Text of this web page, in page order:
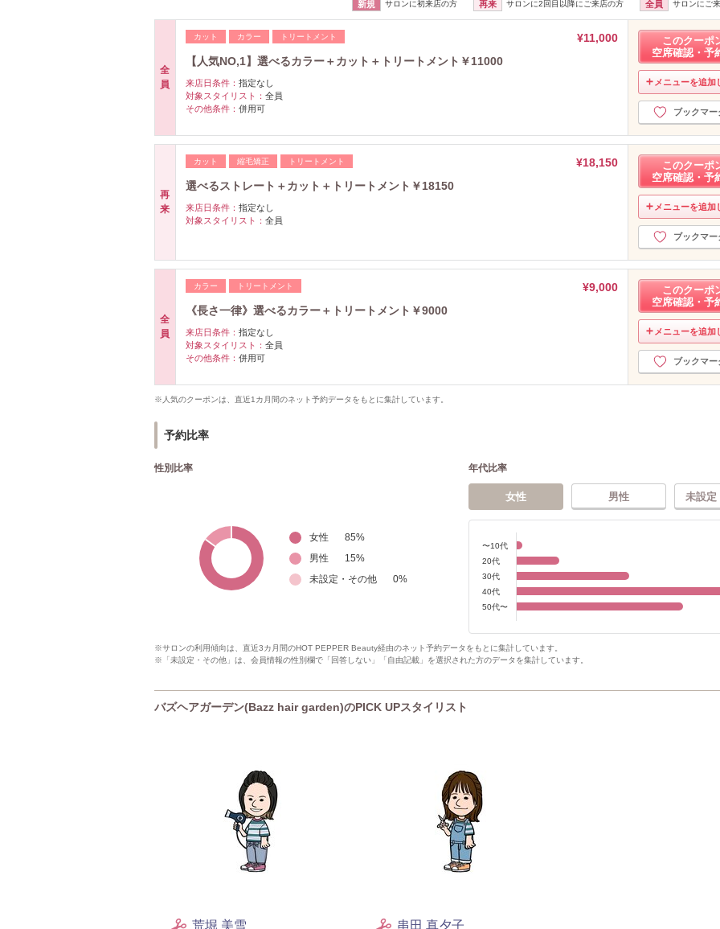
新規 サロンに初来店の方 再来 サロンに2回目以降にご来店の方 全員 サロンにご
全
員
カット カラー トリートメント
¥11,000
【人気NO,1】選べるカラー＋カット＋トリートメント￥11000
来店日条件： 指定なし
対象スタイリスト： 全員
その他条件： 併用可
このクーポ
空席確認・予
メニューを追加
ブックマー
再
来
カット 縮毛矯正 トリートメント
¥18,150
選べるストレート＋カット＋トリートメント￥18150
来店日条件： 指定なし
対象スタイリスト： 全員
このクーポ
空席確認・予
メニューを追加
ブックマー
全
員
カラー トリートメント
¥9,000
《長さ一律》選べるカラー＋トリートメント￥9000
来店日条件： 指定なし
対象スタイリスト： 全員
その他条件： 併用可
このクーポ
空席確認・予
メニューを追加
ブックマー
※人気のクーポンは、直近1カ月間のネット予約データをもとに集計しています。
予約比率
性別比率
女性 85%
男性
15%
未設定・その他
0%
年代比率
女性 男性 未設定
〜10代
20代
30代
40代
50代〜
※サロンの利用傾向は、直近3カ月間のHOT PEPPER Beauty経由のネット予約データをもとに集計しています。
※「未設定・その他」は、会員情報の性別欄で「回答しない」「自由記載」を選択された方のデータを集計しています。
バズヘアガーデン(Bazz hair garden)のPICK UPスタイリスト
荒堀 美雪 串田 真夕子